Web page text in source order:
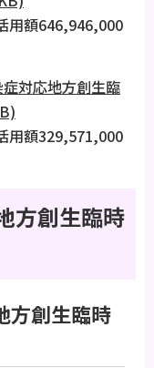
用額646,946,000
対応地方創生臨
用額329,571,000
方創生臨時
方創生臨時